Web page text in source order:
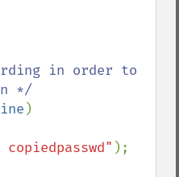
in order to
)
);